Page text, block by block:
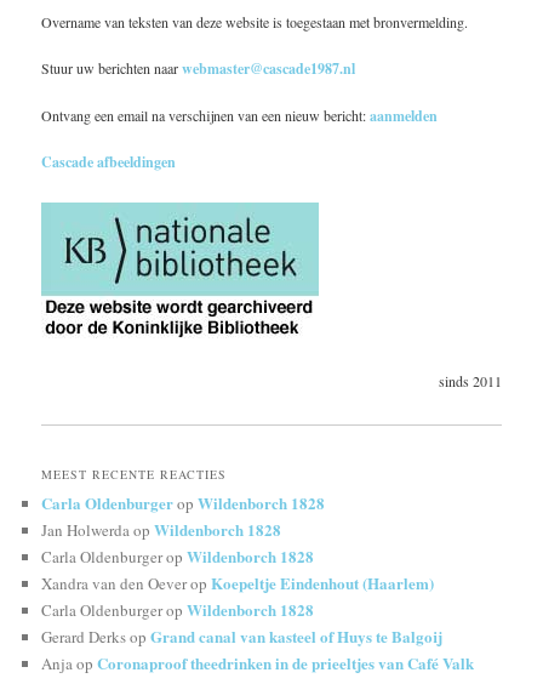
Overname van teksten van deze website is toegestaan met bronvermelding.
Stuur uw berichten naarwebmaster@cascade1987.nl
Ontvang een email na verschijnen van een nieuw bericht:aanmelden
Cascade afbeeldingen
sinds 2011
MEEST RECENTE REACTIES
Carla OldenburgeropWildenborch 1828
Jan HolwerdaopWildenborch 1828
Carla OldenburgeropWildenborch 1828
Xandra van den OeveropKoepeltje Eindenhout (Haarlem)
Carla OldenburgeropWildenborch 1828
Gerard DerksopGrand canal van kasteel of Huys te Balgoij
AnjaopCoronaproof theedrinken in de prieeltjes van Café Valk